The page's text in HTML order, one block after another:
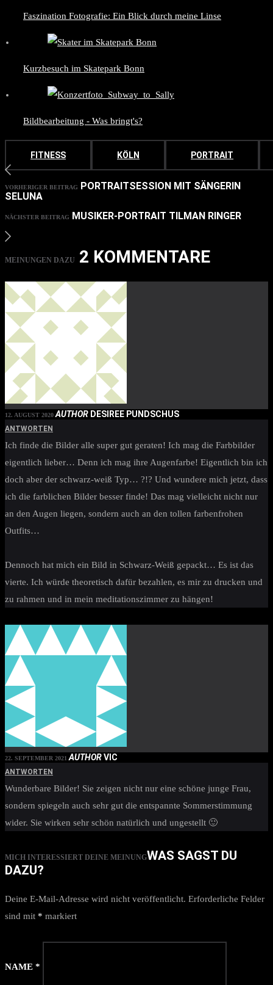
Faszination Fotografie: Ein Blick durch meine Linse
Kurzbesuch im Skatepark Bonn
Bildbearbeitung - Was bringt's?
FITNESS KÖLN PORTRAIT
VORHERIGER BEITRAG PORTRAITSESSION MIT SÄNGERIN
SELUNA
NÄCHSTER BEITRAG MUSIKER-PORTRAIT TILMAN RINGER
MEINUNGEN DAZU 2 KOMMENTARE
12. AUGUST 2020 AUTHOR DESIREE PUNDSCHUS
ANTWORTEN
Ich finde die Bilder alle super gut geraten! Ich mag die Farbbilder
eigentlich lieber… Denn ich mag ihre Augenfarbe! Eigentlich bin ich
doch aber der schwarz-weiß Typ… ?!? Und wundere mich jetzt, dass
ich die farblichen Bilder besser finde! Das mag vielleicht nicht nur
an den Augen liegen, sondern auch an den tollen farbenfrohen
Outfits…
Dennoch hat mich ein Bild in Schwarz-Weiß gepackt… Es ist das
vierte. Ich würde theoretisch dafür bezahlen, es mir zu drucken und
zu rahmen und in mein meditationszimmer zu hängen!
22. SEPTEMBER 2021 AUTHORVIC
ANTWORTEN
Wunderbare Bilder! Sie zeigen nicht nur eine schöne junge Frau,
sondern spiegeln auch sehr gut die entspannte Sommerstimmung
wider. Sie wirken sehr schön natürlich und ungestellt 🙂
MICH INTERESSIERT DEINE MEINUNGWAS SAGST DU
DAZU?
Deine E-Mail-Adresse wird nicht veröffentlicht. Erforderliche Felder
sind mit * markiert
NAME *